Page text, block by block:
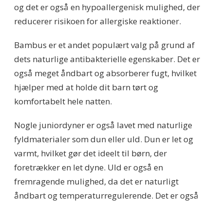
og det er også en hypoallergenisk mulighed, der
reducerer risikoen for allergiske reaktioner.
Bambus er et andet populært valg på grund af
dets naturlige antibakterielle egenskaber. Det er
også meget åndbart og absorberer fugt, hvilket
hjælper med at holde dit barn tørt og
komfortabelt hele natten.
Nogle juniordyner er også lavet med naturlige
fyldmaterialer som dun eller uld. Dun er let og
varmt, hvilket gør det ideelt til børn, der
foretrækker en let dyne. Uld er også en
fremragende mulighed, da det er naturligt
åndbart og temperaturregulerende. Det er også